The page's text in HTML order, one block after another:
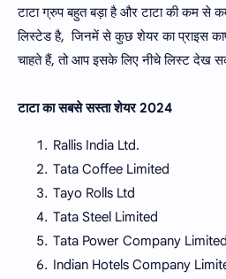
टाटा ग्रुप बहुत बड़ा है और टाटा की कम से
लिस्टेड है, जिनमें से कुछ शेयर का प्राइस
चाहते हैं, तो आप इसके लिए नीचे लिस्ट देख
टाटा का सबसे सस्ता शेयर 2024
Rallis India Ltd.
Tata Coffee Limited
Tayo Rolls Ltd
Tata Steel Limited
Tata Power Company Limited
Indian Hotels Company